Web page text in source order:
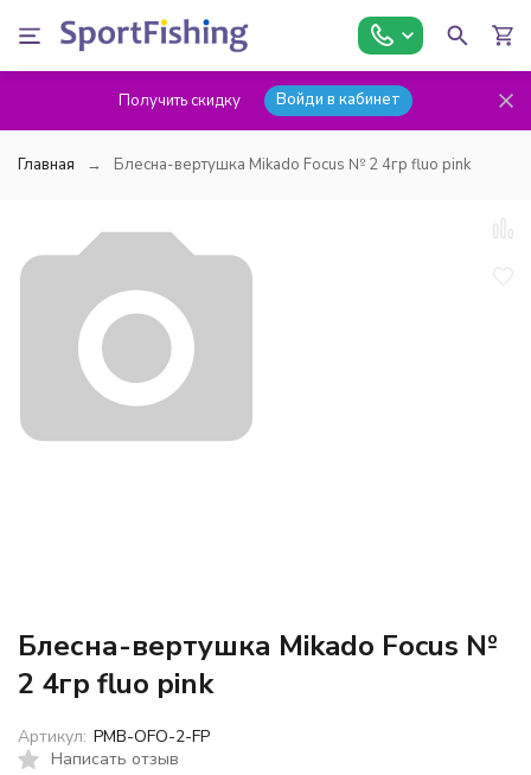
Получить скидку Войди в кабинет
Главная Блесна-вертушка Mikado Focus № 2 4гр fluo pink
Блесна-вертушка Mikado Focus №
2 4гр fluo pink
Написать отзыв
Артикул: PMB-OFO-2-FP